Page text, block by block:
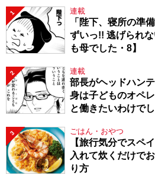
1 連載
「陛下、寝所の準
ずいっ!! 逃げられ
も母でした・8】
2 連載
部長がヘッドハン
身は子どものオペ
と働きたいわけで
3 ごはん・おやつ
【旅行気分でスペ
入れて炊くだけで
り方